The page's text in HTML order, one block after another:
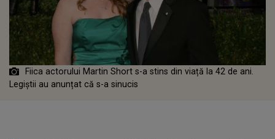
Fiica actorului Martin Short s-a stins din viață la 42 de ani.
Legiștii au anunțat că s-a sinucis